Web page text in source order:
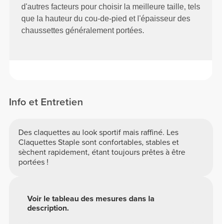
d'autres facteurs pour choisir la meilleure taille, tels
que la hauteur du cou-de-pied et l'épaisseur des
chaussettes généralement portées.
Info et Entretien
Des claquettes au look sportif mais raffiné. Les
Claquettes Staple sont confortables, stables et
sèchent rapidement, étant toujours prêtes à être
portées !
Voir le tableau des mesures dans la
description.